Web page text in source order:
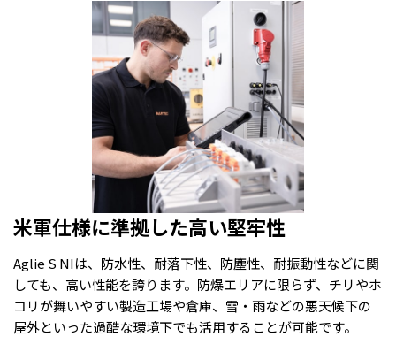
米軍仕様に準拠した高い堅牢性
Aglie S NIは、防水性、耐落下性、防塵性、耐振動性などに関
しても、高い性能を誇ります。防爆エリアに限らず、チリやホ
コリが舞いやすい製造工場や倉庫、雪・雨などの悪天候下の
屋外といった過酷な環境下でも活用することが可能です。